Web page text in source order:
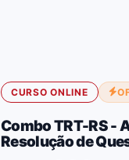
CURSO ONLINE
Combo TRT-RS -
Resolução de